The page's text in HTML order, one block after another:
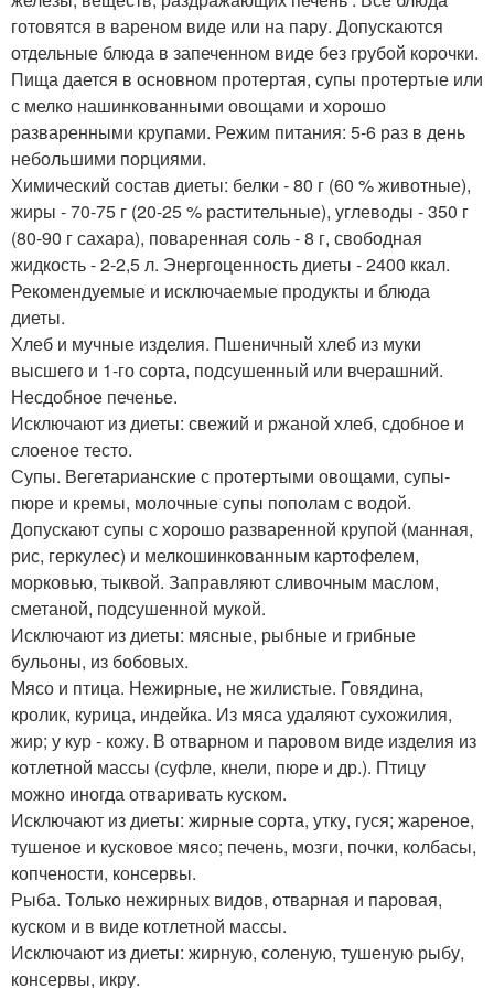
готовятся в вареном виде или на пару. Допускаются
отдельные блюда в запеченном виде без грубой корочки.
Пища дается в основном протертая, супы протертые или
с мелко нашинкованными овощами и хорошо
разваренными крупами. Режим питания: 5-6 раз в день
небольшими порциями.
Химический состав диеты: белки - 80 г (60 % животные),
жиры - 70-75 г (20-25 % растительные), углеводы - 350 г
(80-90 г сахара), поваренная соль - 8 г, свободная
жидкость - 2-2,5 л. Энергоценность диеты - 2400 ккал.
Рекомендуемые и исключаемые продукты и блюда
диеты.
Хлеб и мучные изделия. Пшеничный хлеб из муки
высшего и 1-го сорта, подсушенный или вчерашний.
Несдобное печенье.
Исключают из диеты: свежий и ржаной хлеб, сдобное и
слоеное тесто.
Супы. Вегетарианские с протертыми овощами, супы-
пюре и кремы, молочные супы пополам с водой.
Допускают супы с хорошо разваренной крупой (манная,
рис, геркулес) и мелкошинкованным картофелем,
морковью, тыквой. Заправляют сливочным маслом,
сметаной, подсушенной мукой.
Исключают из диеты: мясные, рыбные и грибные
бульоны, из бобовых.
Мясо и птица. Нежирные, не жилистые. Говядина,
кролик, курица, индейка. Из мяса удаляют сухожилия,
жир; у кур - кожу. В отварном и паровом виде изделия из
котлетной массы (суфле, кнели, пюре и др.). Птицу
можно иногда отваривать куском.
Исключают из диеты: жирные сорта, утку, гуся; жареное,
тушеное и кусковое мясо; печень, мозги, почки, колбасы,
копчености, консервы.
Рыба. Только нежирных видов, отварная и паровая,
куском и в виде котлетной массы.
Исключают из диеты: жирную, соленую, тушеную рыбу,
консервы, икру.